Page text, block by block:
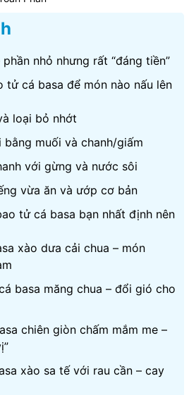
nhỏ nhưng rất “đáng tiền”
tử cá basa để món nào nấu lên
loại bỏ nhớt
bằng muối và chanh/giấm
với gừng và nước sôi
vừa ăn và ướp cơ bản
tử cá basa bạn nhất định nên
xào dưa cải chua – món
basa măng chua – đổi gió cho
chiên giòn chấm mắm me –
xào sa tế với rau cần – cay